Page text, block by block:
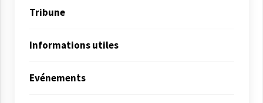
Tribune
Informations utiles
Evénements